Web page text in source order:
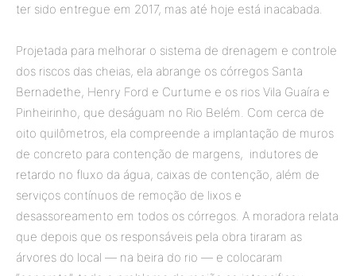
ter sido entregue em 2017, mas até hoje está inacabada.
Projetada para melhorar o sistema de drenagem e controle
dos riscos das cheias, ela abrange os córregos Santa
Bernadethe, Henry Ford e Curtume e os rios Vila Guaíra e
Pinheirinho, que deságuam no Rio Belém. Com cerca de
oito quilômetros, ela compreende a implantação de muros
de concreto para contenção de margens, indutores de
retardo no fluxo da água, caixas de contenção, além de
serviços contínuos de remoção de lixos e
desassoreamento em todos os córregos. A moradora relata
que depois que os responsáveis pela obra tiraram as
árvores do local — na beira do rio — e colocaram